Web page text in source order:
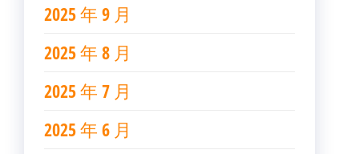
2025 年 9 月
2025 年 8 月
2025 年 7 月
2025 年 6 月